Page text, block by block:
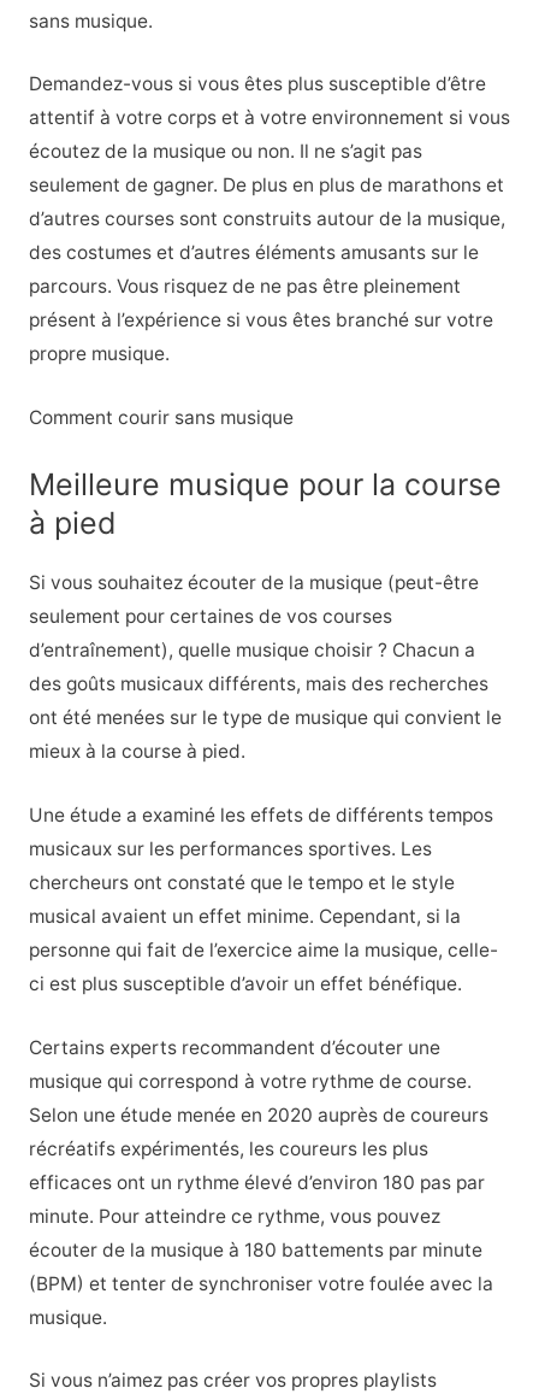
sans musique.
Demandez-vous si vous êtes plus susceptible d’être
attentif à votre corps et à votre environnement si vous
écoutez de la musique ou non. Il ne s’agit pas
seulement de gagner. De plus en plus de marathons et
d’autres courses sont construits autour de la musique,
des costumes et d’autres éléments amusants sur le
parcours. Vous risquez de ne pas être pleinement
présent à l’expérience si vous êtes branché sur votre
propre musique.
Comment courir sans musique
Meilleure musique pour la course
à pied
Si vous souhaitez écouter de la musique (peut-être
seulement pour certaines de vos courses
d’entraînement), quelle musique choisir ? Chacun a
des goûts musicaux différents, mais des recherches
ont été menées sur le type de musique qui convient le
mieux à la course à pied.
Une étude a examiné les effets de différents tempos
musicaux sur les performances sportives. Les
chercheurs ont constaté que le tempo et le style
musical avaient un effet minime. Cependant, si la
personne qui fait de l’exercice aime la musique, celle-
ci est plus susceptible d’avoir un effet bénéfique.
Certains experts recommandent d’écouter une
musique qui correspond à votre rythme de course.
Selon une étude menée en 2020 auprès de coureurs
récréatifs expérimentés, les coureurs les plus
efficaces ont un rythme élevé d’environ 180 pas par
minute. Pour atteindre ce rythme, vous pouvez
écouter de la musique à 180 battements par minute
(BPM) et tenter de synchroniser votre foulée avec la
musique.
Si vous n’aimez pas créer vos propres playlists